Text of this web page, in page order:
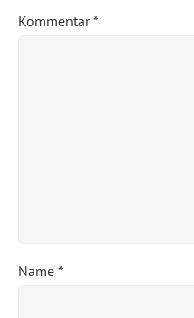
Kommentar*
Name *